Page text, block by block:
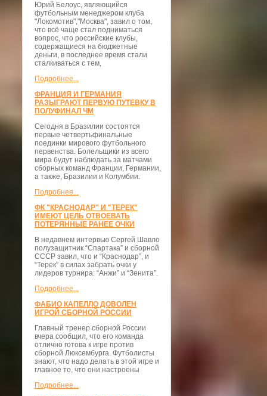
Юрий Белоус, являющийся
футбольным менеджером клуба
"Локомотив","Москва", завил о том,
что всё чаще стал подниматься
вопрос, что российские клубы,
содержащиеся на бюджетные
деньги, в последнее время стали
сталкиваться с тем,
Подробнее...
ФРАНЦИЯ И ГЕРМАНИЯ
РАЗЫГРАЮТ ПЕРВУЮ ПУТЕВКУ В
ПОЛУФИНАЛ ЧМ
Сегодня в Бразилии состоятся
первые четвертьфинальные
поединки мирового футбольного
первенства. Болельщики из всего
мира будут наблюдать за матчами
сборных команд Франции, Германии,
а также, Бразилии и Колумбии.
Подробнее...
ФК "КРАСНОДАР" И "ТЕРЕК"
ИМЕЮТ ЦЕЛЬ ОТВОЕВАТЬ
ПОТЕРЯННЫЕ РАНЕЕ ОЧКИ
В недавнем интервью Сергей Шавло
полузащитник “Спартака” и сборной
СССР завил, что и “Краснодар”, и
“Терек” в силах забрать очки у
лидеров турнира: “Анжи” и “Зенита”.
Подробнее...
ФАБИО КАПЕЛЛО ДОВОЛЕН
ИГРОЙ СБОРНОЙ РОССИИ
Главный тренер сборной России
вчера сообщил, что его команда
отлично готова к игре против
сборной Люксембурга. Футболисты
знают, что надо делать в этой игре и
главное то, что они настроены
Подробнее...